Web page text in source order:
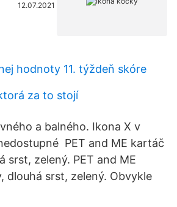
12.07.2021
hodnoty 11. týždeň skóre
za to stojí
a balného. Ikona X v
PET and ME kartáč
srst, zelený. PET and ME
dlouhá srst, zelený. Obvykle